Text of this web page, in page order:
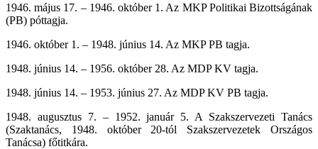
1946. május 17. – 1946. október 1. Az MKP Politikai Bizottságának
(PB) póttagja.
1946. október 1. – 1948. június 14. Az MKP PB tagja.
1948. június 14. – 1956. október 28. Az MDP KV tagja.
1948. június 14. – 1953. június 27. Az MDP KV PB tagja.
1948. augusztus 7. – 1952. január 5. A Szakszervezeti Tanács
(Szaktanács, 1948. október 20-tól Szakszervezetek Országos
Tanácsa) főtitkára.